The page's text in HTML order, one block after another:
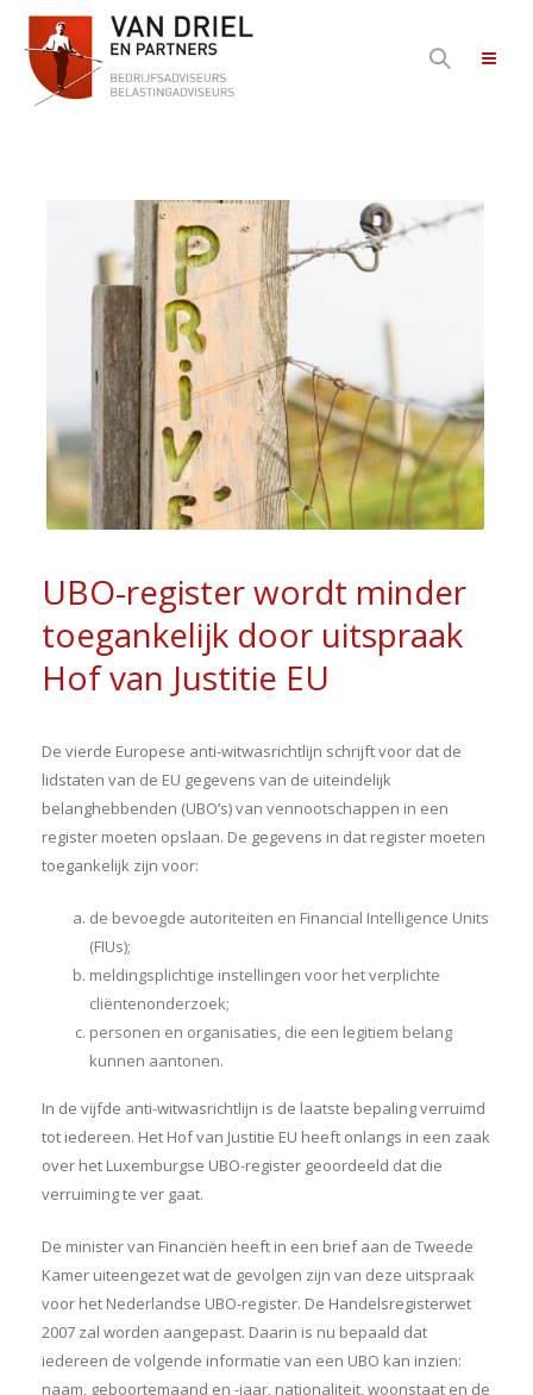
UBO-register wordt minder
toegankelijk door uitspraak
Hof van Justitie EU
De vierde Europese anti-witwasrichtlijn schrijft voor dat de
lidstaten van de EU gegevens van de uiteindelijk
belanghebbenden (UBO’s) van vennootschappen in een
register moeten opslaan. De gegevens in dat register moeten
toegankelijk zijn voor:
de bevoegde autoriteiten en Financial Intelligence Units
(FIUs);
meldingsplichtige instellingen voor het verplichte
cliëntenonderzoek;
personen en organisaties, die een legitiem belang
kunnen aantonen.
In de vijfde anti-witwasrichtlijn is de laatste bepaling verruimd
tot iedereen. Het Hof van Justitie EU heeft onlangs in een zaak
over het Luxemburgse UBO-register geoordeeld dat die
verruiming te ver gaat.
De minister van Financiën heeft in een brief aan de Tweede
Kamer uiteengezet wat de gevolgen zijn van deze uitspraak
voor het Nederlandse UBO-register. De Handelsregisterwet
2007 zal worden aangepast. Daarin is nu bepaald dat
iedereen de volgende informatie van een UBO kan inzien:
naam, geboortemaand en -jaar, nationaliteit, woonstaat en de